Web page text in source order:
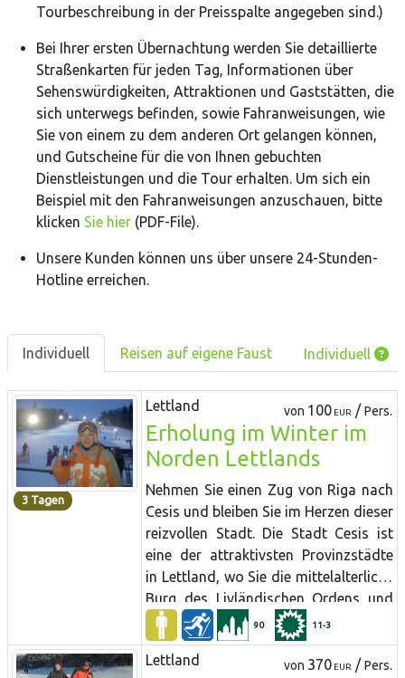
Tourbeschreibung in der Preisspalte angegeben sind.)
Bei Ihrer ersten Übernachtung werden Sie detaillierte
Straßenkarten für jeden Tag, Informationen über
Sehenswürdigkeiten, Attraktionen und Gaststätten, die
sich unterwegs befinden, sowie Fahranweisungen, wie
Sie von einem zu dem anderen Ort gelangen können,
und Gutscheine für die von Ihnen gebuchten
Dienstleistungen und die Tour erhalten. Um sich ein
Beispiel mit den Fahranweisungen anzuschauen, bitte
klicken Sie hier (PDF-File).
Unsere Kunden können uns über unsere 24-Stunden-
Hotline erreichen.
Individuell Reisen auf eigene Faust Individuell
3 Tagen
Lettland von 100 EUR / Pers.
Erholung im Winter im
Norden Lettlands
Nehmen Sie einen Zug von Riga nach
Cesis und bleiben Sie im Herzen dieser
reizvollen Stadt. Die Stadt Cesis ist
eine der attraktivsten Provinzstädte
in Lettland, wo Sie die mittelalterliche
Burg des Livländischen Ordens und
das neue Schloss, wo ein
ausgezeichnetes Museum für
Heimatkunde eingerichtet ist und
90 11-3
Lettland von 370 EUR / Pers.